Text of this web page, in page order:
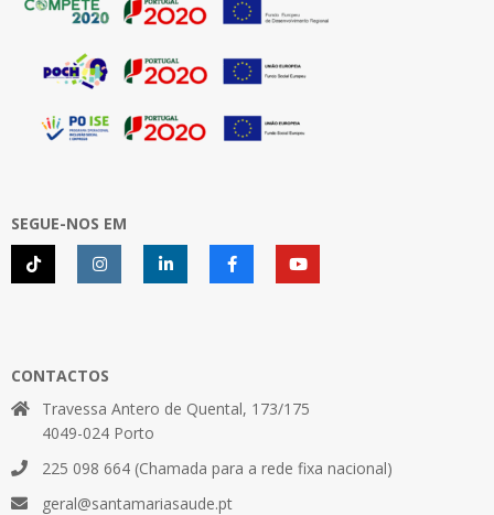
SEGUE-NOS EM
CONTACTOS
Travessa Antero de Quental, 173/175
4049-024 Porto
225 098 664 (Chamada para a rede fixa nacional)
geral@santamariasaude.pt